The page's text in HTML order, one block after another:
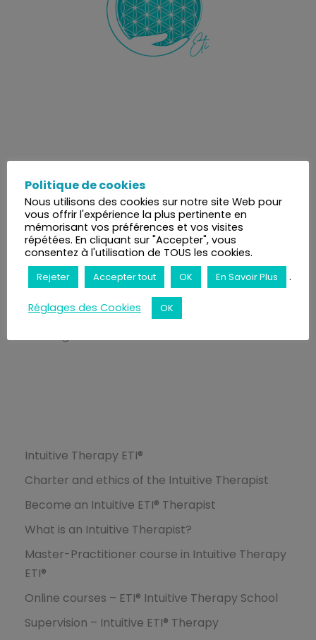
L’Ecole ETI
Page d’accueil
Who are we ?
History of the ETI
Photo gallery ETI Intuitive Therapy School
Intuitive Therapy ETI®
Charter and ethics of the Intuitive Therapist
Become an Intuitive ETI® Therapist
What is an Intuitive Therapist?
Master-Practitioner course in Intuitive Therapy
ETI®
Online courses – ETI® Intuitive Therapy School
Supervision – Intuitive ETI® Therapy
Politique de cookies
Nous utilisons des cookies sur notre site Web pour
vous offrir l'expérience la plus pertinente en
mémorisant vos préférences et vos visites
répétées. En cliquant sur "Accepter", vous
consentez à l'utilisation de TOUS les cookies.
Rejeter Accepter tout OK En Savoir Plus .
Réglages des Cookies OK